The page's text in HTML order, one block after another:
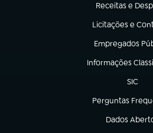
Receitas e
(abre em nova
Licitações e
(abre em nova
Empregados
(abre em nova
Informações
(abre em nova
SIC
(abre
Perguntas
(abre em nova
Dados
(abre em